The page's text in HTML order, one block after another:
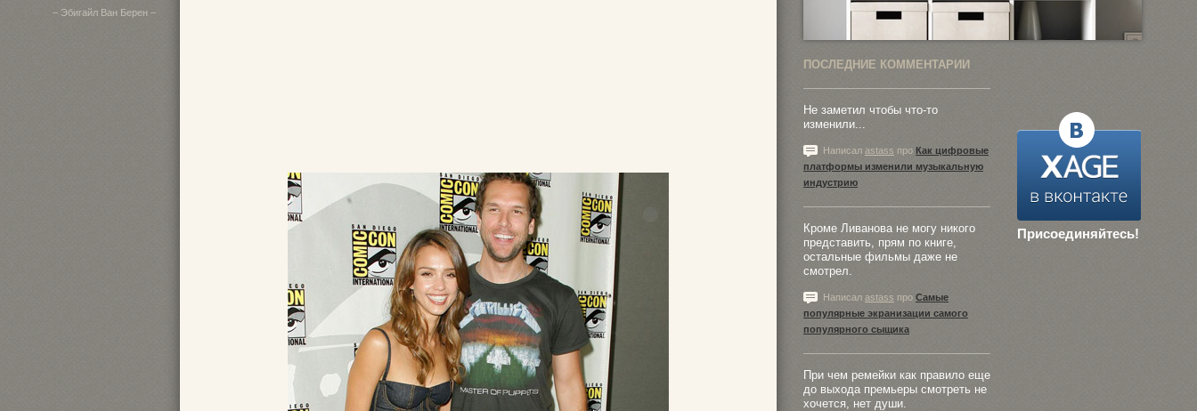
– Эбигайл Ван Берен –
ПОСЛЕДНИЕ КОММЕНТАРИИ
Присоединяйтесь!
Не заметил чтобы что-то
изменили...
Написал astass про Как цифровые
платформы изменили музыкальную
индустрию
Кроме Ливанова не могу никого
представить, прям по книге,
остальные фильмы даже не
смотрел.
Написал astass про Самые
популярные экранизации самого
популярного сыщика
При чем ремейки как правило еще
до выхода премьеры смотреть не
хочется, нет души.